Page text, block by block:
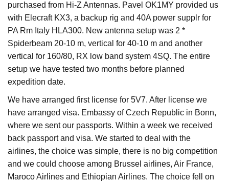
purchased from Hi-Z Antennas. Pavel OK1MY provided us
with Elecraft KX3, a backup rig and 40A power supplr for
PA Rm Italy HLA300. New antenna setup was 2 *
Spiderbeam 20-10 m, vertical for 40-10 m and another
vertical for 160/80, RX low band system 4SQ. The entire
setup we have tested two months before planned
expedition date.
We have arranged first license for 5V7. After license we
have arranged visa. Embassy of Czech Republic in Bonn,
where we sent our passports. Within a week we received
back passport and visa. We started to deal with the
airlines, the choice was simple, there is no big competition
and we could choose among Brussel airlines, Air France,
Maroco Airlines and Ethiopian Airlines. The choice fell on